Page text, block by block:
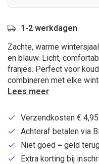
1-2 werkdagen
Zachte, warme
en blauw. Licht,
franjes. Perfect voor
combineren met elke
Lees meer
Verzendkosten €
Achteraf betalen via
Niet goed = geld
Extra korting bij